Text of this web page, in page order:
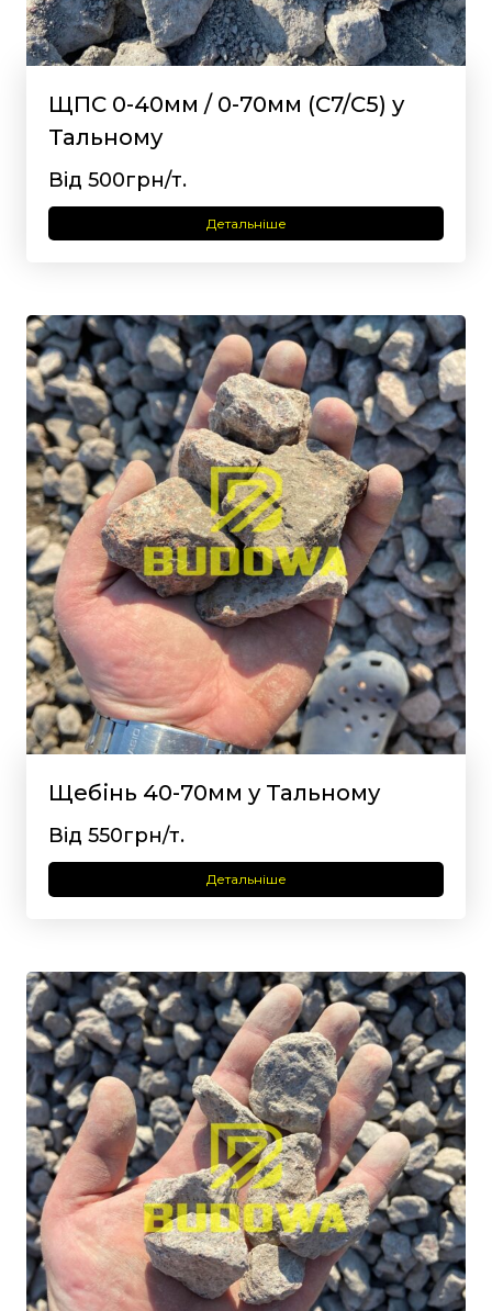
ЩПС 0-40мм / 0-70мм (С7/С5) у
Тальному
Від 500грн/т.
Детальніше
Щебінь 40-70мм у Тальному
Від 550грн/т.
Детальніше